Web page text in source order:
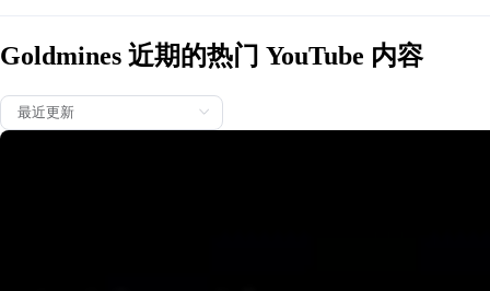
Shraddha Das Aur Gopichand Ko Gale Laga Dekh Taapse P
Goldmines 近期的热门 YouTube 内容